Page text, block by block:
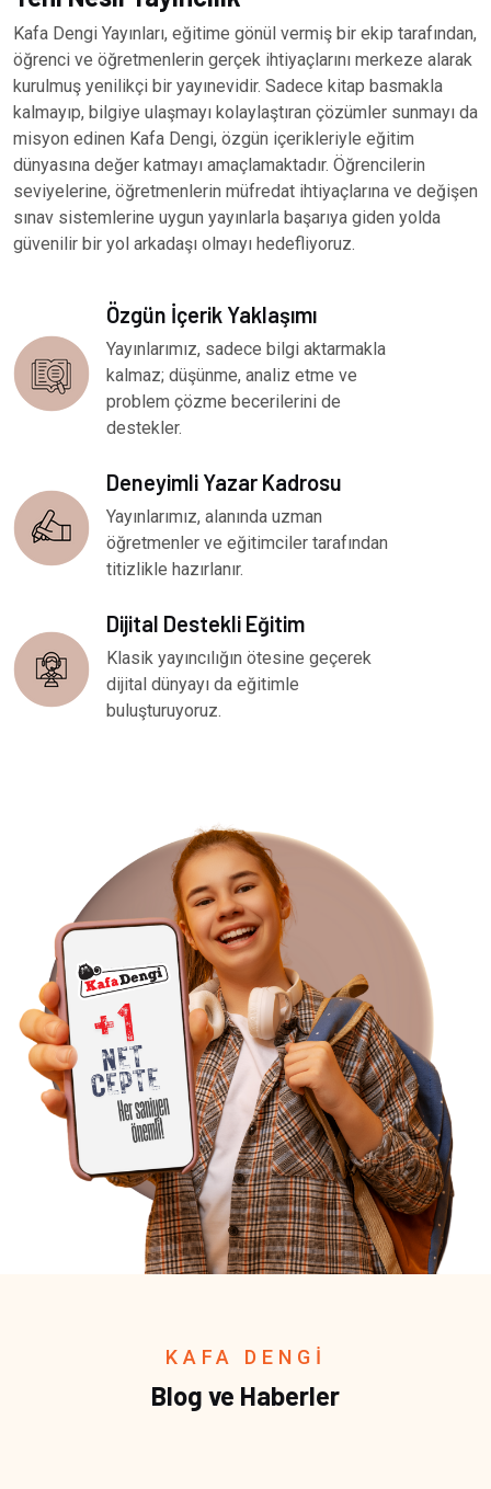
Kafa Dengi Yayınları, eğitime gönül vermiş bir ekip tarafından,
öğrenci ve öğretmenlerin gerçek ihtiyaçlarını merkeze alarak
kurulmuş yenilikçi bir yayınevidir. Sadece kitap basmakla
kalmayıp, bilgiye ulaşmayı kolaylaştıran çözümler sunmayı da
misyon edinen Kafa Dengi, özgün içerikleriyle eğitim
dünyasına değer katmayı amaçlamaktadır. Öğrencilerin
seviyelerine, öğretmenlerin müfredat ihtiyaçlarına ve değişen
sınav sistemlerine uygun yayınlarla başarıya giden yolda
güvenilir bir yol arkadaşı olmayı hedefliyoruz.
Özgün İçerik Yaklaşımı
Yayınlarımız, sadece bilgi aktarmakla
kalmaz; düşünme, analiz etme ve
problem çözme becerilerini de
destekler.
Deneyimli Yazar Kadrosu
Yayınlarımız, alanında uzman
öğretmenler ve eğitimciler tarafından
titizlikle hazırlanır.
Dijital Destekli Eğitim
Klasik yayıncılığın ötesine geçerek
dijital dünyayı da eğitimle
buluşturuyoruz.
KAFA DENGİ
Blog ve Haberler